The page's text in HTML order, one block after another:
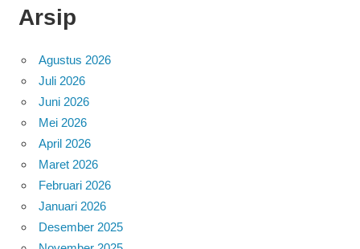
Arsip
Agustus 2026
Juli 2026
Juni 2026
Mei 2026
April 2026
Maret 2026
Februari 2026
Januari 2026
Desember 2025